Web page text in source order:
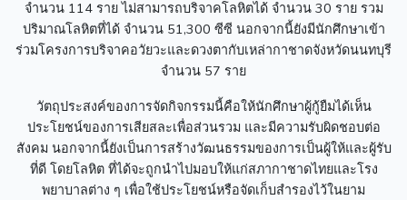
จำนวน 114 ราย ไม่สามารถบริจาคโลหิตได้ จำนวน 30 ราย รวม
ปริมาณโลหิตที่ได้ จำนวน 51,300 ซีซี นอกจากนี้ยังมีนักศึกษาเข้า
ร่วมโครงการบริจาคอวัยวะและดวงตากับเหล่ากาชาดจังหวัดนนทบุรี
จำนวน 57 ราย
วัตถุประสงค์ของการจัดกิจกรรมนี้คือให้นักศึกษาผู้กู้ยืมได้เห็น
ประโยชน์ของการเสียสละเพื่อส่วนรวม และมีความรับผิดชอบต่อ
สังคม นอกจากนี้ยังเป็นการสร้างวัฒนธรรมของการเป็นผู้ให้และผู้รับ
ที่ดี โดยโลหิต ที่ได้จะถูกนำไปมอบให้แก่สภากาชาดไทยและโรง
พยาบาลต่าง ๆ เพื่อใช้ประโยชน์หรือจัดเก็บสำรองไว้ในยาม